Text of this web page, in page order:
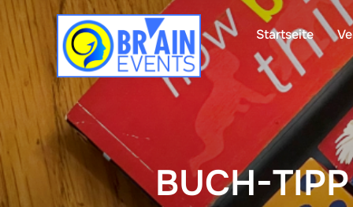
Zum
Inhalt
springen
Startseite
BUCH-